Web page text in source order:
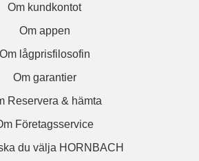
Om kundkontot
Om appen
Om lågprisfilosofin
Om garantier
Reservera & hämta
Företagsservice
du välja HORNBACH